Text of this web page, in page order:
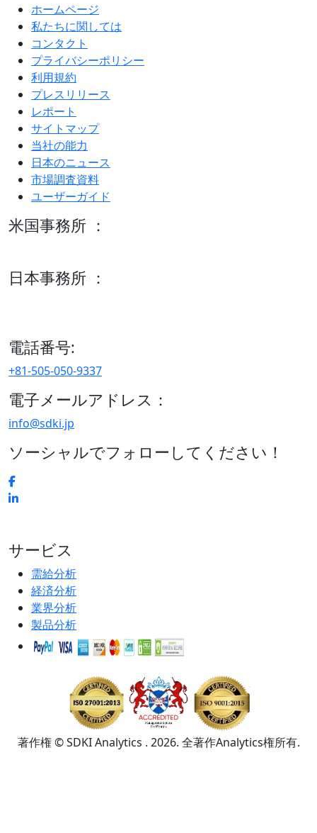
ホームページ
私たちに関しては
コンタクト
プライバシーポリシー
利用規約
プレスリリース
レポート
サイトマップ
当社の能力
日本のニュース
市場調査資料
ユーザーガイド
米国事務所 ：
日本事務所 ：
電話番号:
+81-505-050-9337
電子メールアドレス：
info@sdki.jp
ソーシャルでフォローしてください！
サービス
需給分析
経済分析
業界分析
製品分析
著作権 © SDKI Analytics . 2026. 全著作Analytics権所有.